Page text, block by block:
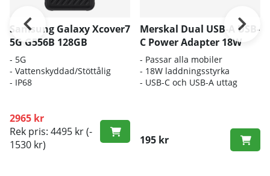
Samsung Galaxy Xcover7
5G G556B 128GB
- 5G
- Vattenskyddad/Stöttålig
- IP68
2965 kr
Rek pris: 4495 kr(-
1530 kr)
Merskal Dual USB-A USB-
C Power Adapter 18W
- Passar alla mobiler
- 18W laddningsstyrka
- USB-C och USB-A uttag
195 kr